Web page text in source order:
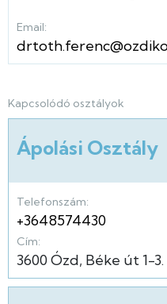
Email:
Kapcsolódó osztályok
Ápolási Osztály
Telefonszám:
+3648574430
Cím:
3600Ózd Béke út 1-3.